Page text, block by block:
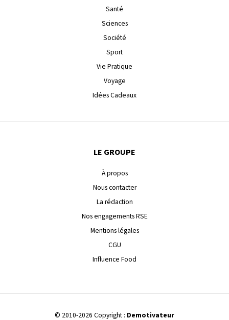
Santé
Sciences
Société
Sport
Vie Pratique
Voyage
Idées Cadeaux
LE GROUPE
À propos
Nous contacter
La rédaction
Nos engagements RSE
Mentions légales
CGU
Influence Food
© 2010-2026 Copyright : Demotivateur